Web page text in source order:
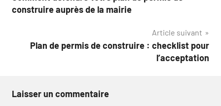
de
construire auprès de la mairie
Article suivant
Plan de permis de construire : checklist pour
l’acceptation
Laisser un commentaire